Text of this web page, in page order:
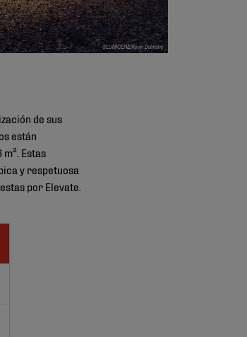
de sus
están
Estas
y respetuosa
por Elevate.